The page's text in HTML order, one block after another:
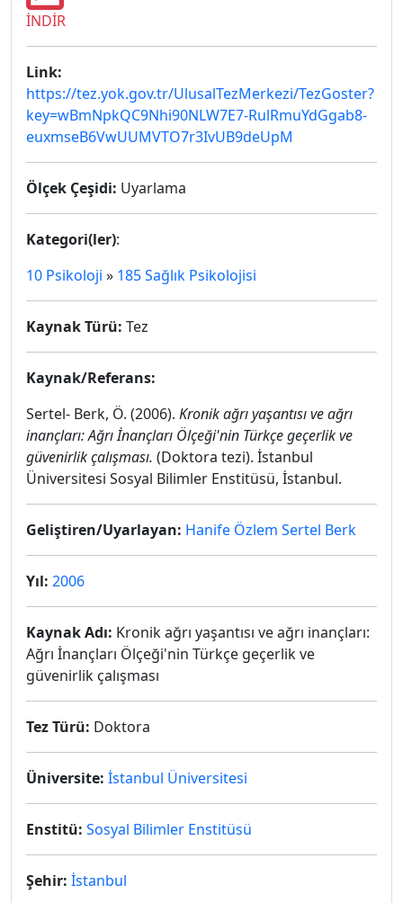
İNDİR
Link:
https://tez.yok.gov.tr/UlusalTezMerkezi/TezGoster?
key=wBmNpkQC9Nhi90NLW7E7-RulRmuYdGgab8-
euxmseB6VwUUMVTO7r3IvUB9deUpM
Ölçek Çeşidi: Uyarlama
Kategori(ler):
10 Psikoloji » 185 Sağlık Psikolojisi
Kaynak Türü: Tez
Kaynak/Referans:
Sertel- Berk, Ö. (2006). Kronik ağrı yaşantısı ve ağrı
inançları: Ağrı İnançları Ölçeği'nin Türkçe geçerlik ve
güvenirlik çalışması. (Doktora tezi). İstanbul
Üniversitesi Sosyal Bilimler Enstitüsü, İstanbul.
Geliştiren/Uyarlayan: Hanife Özlem Sertel Berk
Yıl: 2006
Kaynak Adı: Kronik ağrı yaşantısı ve ağrı inançları:
Ağrı İnançları Ölçeği'nin Türkçe geçerlik ve
güvenirlik çalışması
Tez Türü: Doktora
Üniversite: İstanbul Üniversitesi
Enstitü: Sosyal Bilimler Enstitüsü
Şehir: İstanbul